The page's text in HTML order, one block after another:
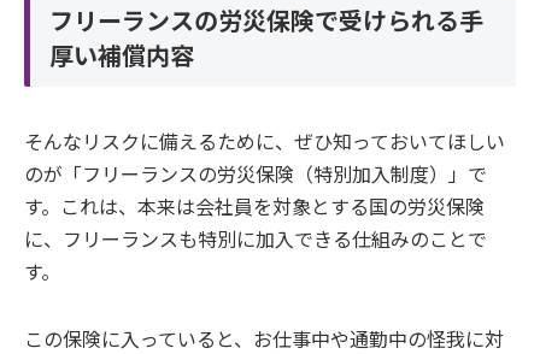
フリーランスの労災保険で受けられる手
厚い補償内容
そんなリスクに備えるために、ぜひ知っておいてほしい
のが「フリーランスの労災保険（特別加入制度）」で
す。これは、本来は会社員を対象とする国の労災保険
に、フリーランスも特別に加入できる仕組みのことで
す。
この保険に入っていると、お仕事中や通勤中の怪我に対